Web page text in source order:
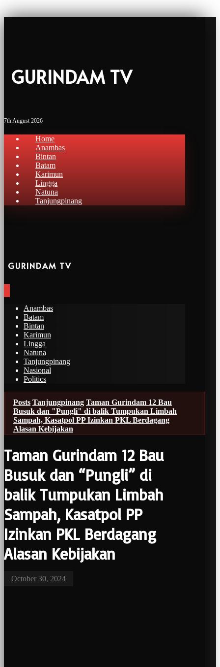
GURINDAM TV
7th August 2026
Home
Anambas
Bintan
Batam
Karimun
Lingga
Natuna
Tanjungpinang
GURINDAM TV
Anambas
Batam
Bintan
Karimun
Lingga
Natuna
Tanjungpinang
Nasional
Politics
Posts Tanjungpinang Taman Gurindam 12 Bau
Busuk dan "Pungli" di balik Tumpukan Limbah
Sampah, Kasatpol PP Izinkan PKL Berdagang
Alasan Kebijakan
Taman Gurindam 12 Bau
Busuk dan “Pungli” di
balik Tumpukan Limbah
Sampah, Kasatpol PP
Izinkan PKL Berdagang
Alasan Kebijakan
October 30, 2024